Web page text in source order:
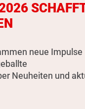
neue Impulse
Neuheiten und